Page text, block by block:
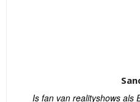
Is fan van realityshows als